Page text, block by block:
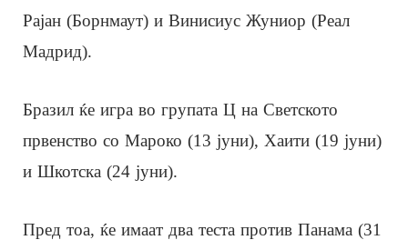
Рајан (Борнмаут) и Винисиус Жуниор (Реал
Мадрид).
Бразил ќе игра во групата Ц на Светското
првенство со Мароко (13 јуни), Хаити (19 јуни)
и Шкотска (24 јуни).
Пред тоа, ќе имаат два теста против Панама (31